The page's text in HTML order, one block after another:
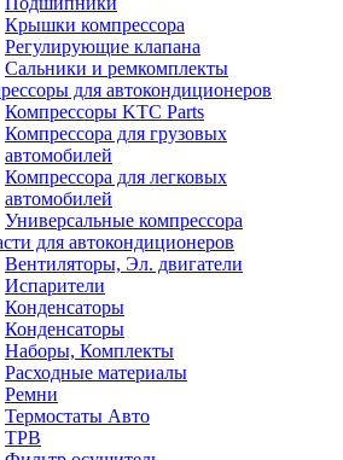
Крышки компрессора
Регулирующие клапана
Сальники и ремкомплекты
для автокондиционеров
Компрессоры KTC Parts
Компрессора для грузовых
автомобилей
Компрессора для легковых
автомобилей
Универсальные компрессора
для автокондиционеров
Вентиляторы, Эл. двигатели
Испарители
Конденсаторы
Конденсаторы
Наборы, Комплекты
Расходные материалы
Ремни
Термостаты Авто
ТРВ